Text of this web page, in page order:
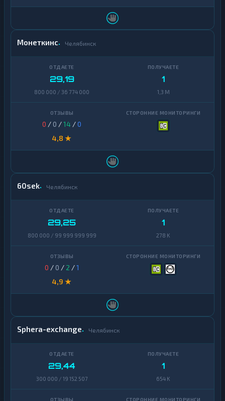
Монеткинс Челябинск
29,19
800 000 / 36 774 000
1
1,3 M
0 / 0 /14 /0
4,8 ★
60sek Челябинск
29,25
800 000 / 99 999 999 999
1
278 K
0 / 0 / 2 /1
4,9 ★
Sphera-exchange Челябинск
29,44
300 000 / 19 152 507
1
654 K